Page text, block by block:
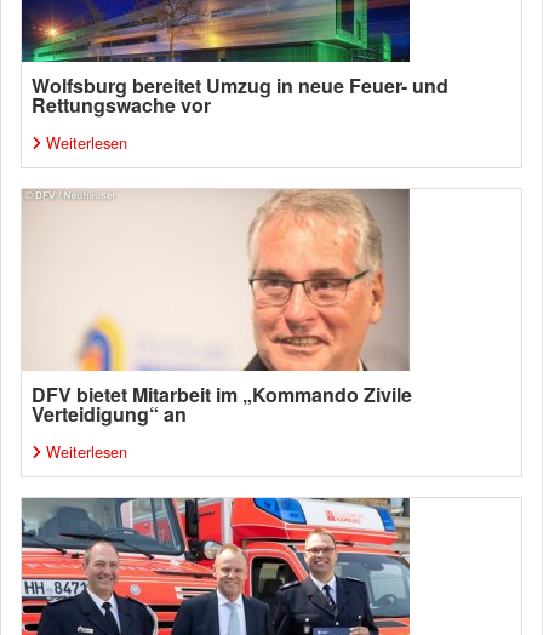
Wolfsburg bereitet Umzug in neue Feuer- und
Rettungswache vor
Weiterlesen
DFV bietet Mitarbeit im „Kommando Zivile
Verteidigung“ an
Weiterlesen